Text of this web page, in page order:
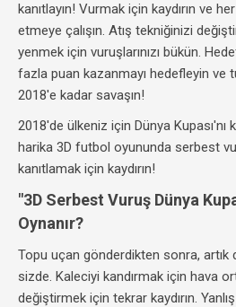
kanıtlayın! Vurmak için kaydırın ve
etmeye çalışın. Atış tekniğinizi
yenmek için vuruşlarınızı bükün.
fazla puan kazanmayı hedefleyin ve
2018'e kadar savaşın!
2018'de ülkeniz için Dünya Kupası'nı
harika 3D futbol oyununda serbest
kanıtlamak için kaydırın!
"3D Serbest Vuruş Dünya
Oynanır?
Topu uçan gönderdikten sonra,
sizde. Kaleciyi kandırmak için hava
değiştirmek için tekrar kaydırın.